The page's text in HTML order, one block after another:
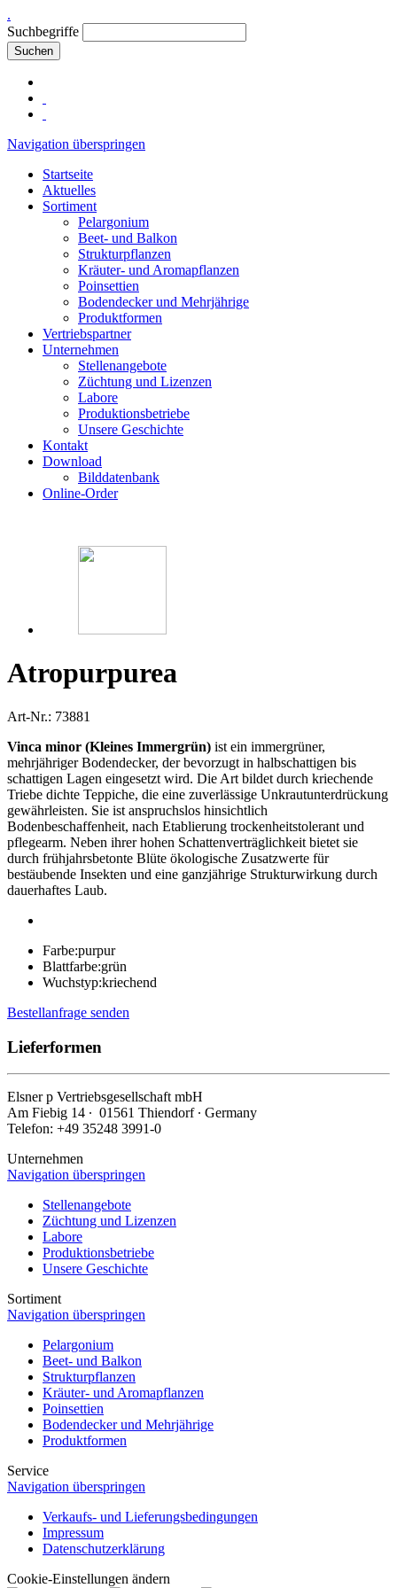
.
Suchbegriffe
Suchen
Navigation überspringen
Startseite
Aktuelles
Sortiment
Pelargonium
Beet- und Balkon
Strukturpflanzen
Kräuter- und Aromapflanzen
Poinsettien
Bodendecker und Mehrjährige
Produktformen
Vertriebspartner
Unternehmen
Stellenangebote
Züchtung und Lizenzen
Labore
Produktionsbetriebe
Unsere Geschichte
Kontakt
Download
Bilddatenbank
Online-Order
Atropurpurea
Art-Nr.: 73881
Vinca minor (Kleines Immergrün) ist ein immergrüner,
mehrjähriger Bodendecker, der bevorzugt in halbschattigen bis
schattigen Lagen eingesetzt wird. Die Art bildet durch kriechende
Triebe dichte Teppiche, die eine zuverlässige Unkrautunterdrückung
gewährleisten. Sie ist anspruchslos hinsichtlich
Bodenbeschaffenheit, nach Etablierung trockenheitstolerant und
pflegearm. Neben ihrer hohen Schattenverträglichkeit bietet sie
durch frühjahrsbetonte Blüte ökologische Zusatzwerte für
bestäubende Insekten und eine ganzjährige Strukturwirkung durch
dauerhaftes Laub.
Farbe:purpur
Blattfarbe:grün
Wuchstyp:kriechend
Bestellanfrage senden
Lieferformen
Elsnerp Vertriebsgesellschaft mbH
Am Fiebig 14 ∙ 01561 Thiendorf ∙ Germany
Telefon: +49 35248 3991-0
Unternehmen
Navigation überspringen
Stellenangebote
Züchtung und Lizenzen
Labore
Produktionsbetriebe
Unsere Geschichte
Sortiment
Navigation überspringen
Pelargonium
Beet- und Balkon
Strukturpflanzen
Kräuter- und Aromapflanzen
Poinsettien
Bodendecker und Mehrjährige
Produktformen
Service
Navigation überspringen
Verkaufs- und Lieferungsbedingungen
Impressum
Datenschutzerklärung
Cookie-Einstellungen ändern